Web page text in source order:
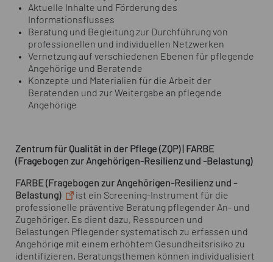
Aktuelle Inhalte und Förderung des
Informationsflusses
Beratung und Begleitung zur Durchführung von
professionellen und individuellen Netzwerken
Vernetzung auf verschiedenen Ebenen für pflegende
Angehörige und Beratende
Konzepte und Materialien für die Arbeit der
Beratenden und zur Weitergabe an pflegende
Angehörige
Zentrum für Qualität in der Pflege (ZQP) | FARBE
(Fragebogen zur Angehörigen-Resilienz und -Belastung)
FARBE (Fragebogen zur Angehörigen-Resilienz und -
Belastung)
ist ein Screening-Instrument für die
professionelle präventive Beratung pflegender An- und
Zugehöriger. Es dient dazu, Ressourcen und
Belastungen Pflegender systematisch zu erfassen und
Angehörige mit einem erhöhtem Gesundheitsrisiko zu
identifizieren. Beratungsthemen können individualisiert